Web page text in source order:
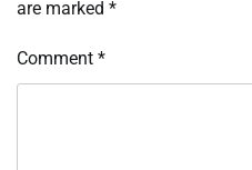
are marked *
Comment *